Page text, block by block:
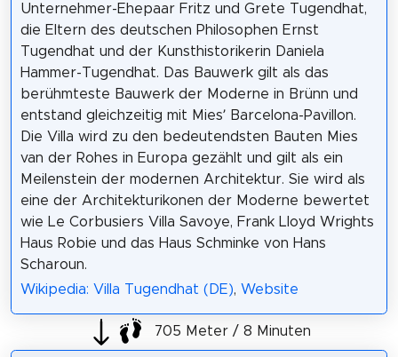
Unternehmer-Ehepaar Fritz und Grete Tugendhat,
die Eltern des deutschen Philosophen Ernst
Tugendhat und der Kunsthistorikerin Daniela
Hammer-Tugendhat. Das Bauwerk gilt als das
berühmteste Bauwerk der Moderne in Brünn und
entstand gleichzeitig mit Mies’ Barcelona-Pavillon.
Die Villa wird zu den bedeutendsten Bauten Mies
van der Rohes in Europa gezählt und gilt als ein
Meilenstein der modernen Architektur. Sie wird als
eine der Architekturikonen der Moderne bewertet
wie Le Corbusiers Villa Savoye, Frank Lloyd Wrights
Haus Robie und das Haus Schminke von Hans
Scharoun.
Wikipedia: Villa Tugendhat (DE), Website
705 Meter / 8 Minuten